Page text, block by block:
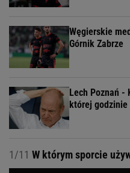
Węgierskie
Górnik Zabrze
Lech Poznań -
której
1/11 W którym sporcie